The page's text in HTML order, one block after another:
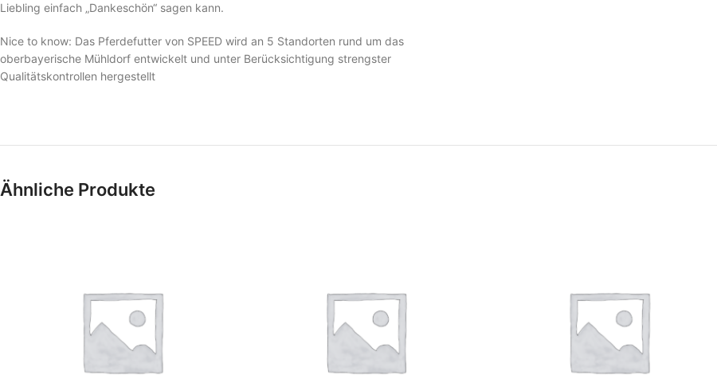
Liebling einfach „Dankeschön“ sagen kann.
Nice to know: Das Pferdefutter von SPEED wird an 5 Standorten rund um das
oberbayerische Mühldorf entwickelt und unter Berücksichtigung strengster
Qualitätskontrollen hergestellt
Ähnliche Produkte